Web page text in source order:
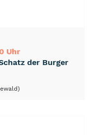
Uhr
der Burger